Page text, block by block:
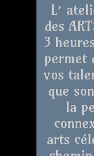
L’
des
3
permet
vos
que
la
arts